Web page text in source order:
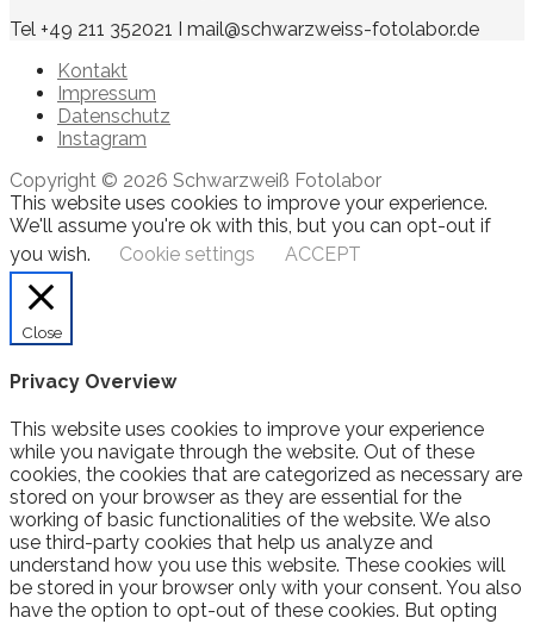
Tel +49 211 352021 I mail@schwarzweiss-fotolabor.de
Kontakt
Impressum
Datenschutz
Instagram
Copyright © 2026 Schwarzweiß Fotolabor
This website uses cookies to improve your experience.
We'll assume you're ok with this, but you can opt-out if
you wish.
Cookie settings ACCEPT
Close
Privacy Overview
This website uses cookies to improve your experience
while you navigate through the website. Out of these
cookies, the cookies that are categorized as necessary are
stored on your browser as they are essential for the
working of basic functionalities of the website. We also
use third-party cookies that help us analyze and
understand how you use this website. These cookies will
be stored in your browser only with your consent. You also
have the option to opt-out of these cookies. But opting